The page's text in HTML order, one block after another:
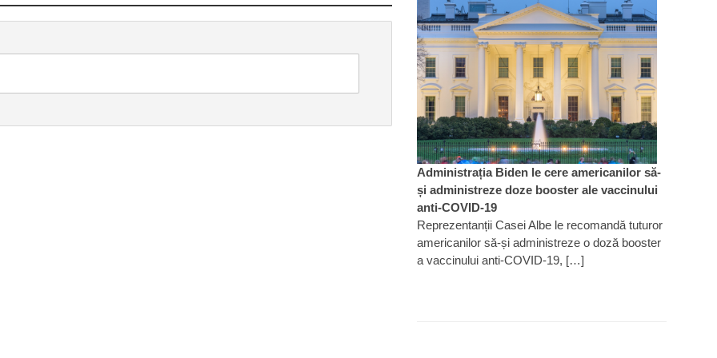
Administrația Biden le cere americanilor să-
și administreze doze booster ale vaccinului
anti-COVID-19
Reprezentanții Casei Albe le recomandă tuturor
americanilor să-și administreze o doză booster
a vaccinului anti-COVID-19, […]